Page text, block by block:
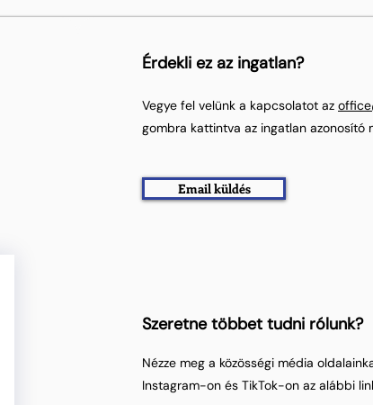
Érdekli ez az ingatlan?
Vegye fel velünk a kapcsolatot az
gombra kattintva az ingatlan azonosító
Email küldés
Szeretne többet tudni rólunk?
Nézze meg a közösségi média
Instagram-on és TikTok-on az alábbi